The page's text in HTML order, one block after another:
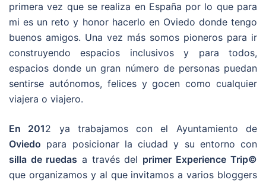
primera vez que se realiza en España por lo que para
mi es un reto y honor hacerlo en Oviedo donde tengo
buenos amigos. Una vez más somos pioneros para ir
construyendo espacios inclusivos y para todos,
espacios donde un gran número de personas puedan
sentirse autónomos, felices y gocen como cualquier
viajera o viajero.
En 2012 ya trabajamos con el Ayuntamiento de
Oviedo para posicionar la ciudad y su entorno con
silla de ruedas a través del primer Experience Trip©
que organizamos y al que invitamos a varios bloggers